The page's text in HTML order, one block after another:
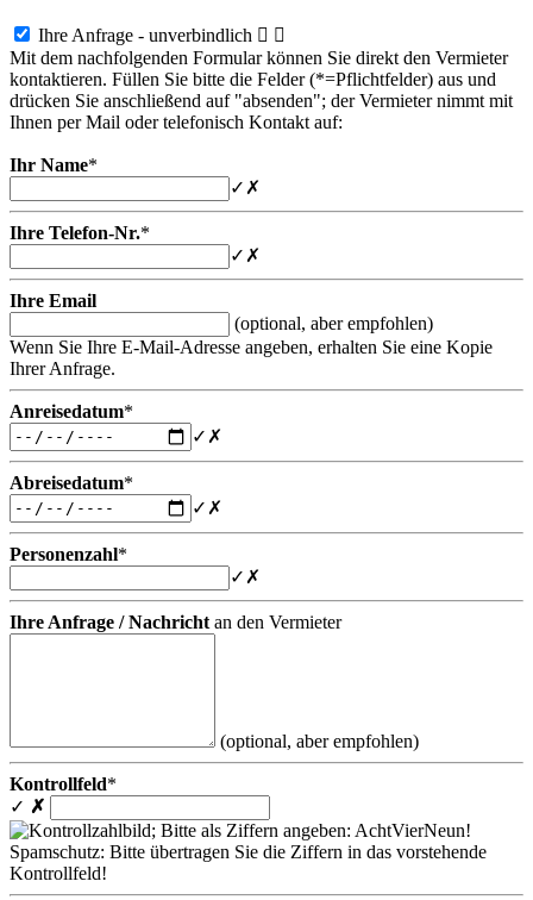
Ihre Anfrage - unverbindlich  
Mit dem nachfolgenden Formular können Sie direkt den Vermieter
kontaktieren. Füllen Sie bitte die Felder (*=Pflichtfelder) aus und
drücken Sie anschließend auf "absenden"; der Vermieter nimmt mit
Ihnen per Mail oder telefonisch Kontakt auf:
Ihr Name*
✓ ✗
Ihre Telefon-Nr.*
✓ ✗
Ihre Email
(optional, aber empfohlen)
Wenn Sie Ihre E-Mail-Adresse angeben, erhalten Sie eine Kopie
Ihrer Anfrage.
Anreisedatum*
✓ ✗
Abreisedatum*
✓ ✗
Personenzahl*
✓ ✗
Ihre Anfrage / Nachricht an den Vermieter
(optional, aber empfohlen)
Kontrollfeld*
✓ ✗
Spamschutz: Bitte übertragen Sie die Ziffern in das vorstehende
Kontrollfeld!